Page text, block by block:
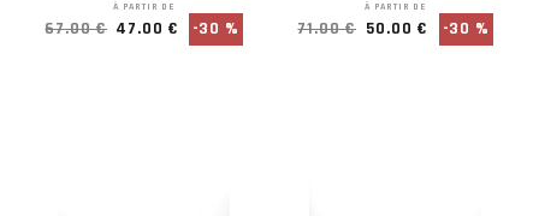
À PARTIR DE
67.00 € 47.00 € -30 %
À PARTIR DE
71.00 € 50.00 € -30 %